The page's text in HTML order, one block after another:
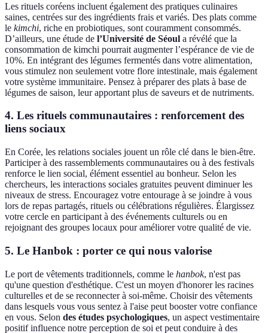
Les rituels coréens incluent également des pratiques culinaires
saines, centrées sur des ingrédients frais et variés. Des plats comme
le kimchi, riche en probiotiques, sont couramment consommés.
D’ailleurs, une étude de l’Université de Séoul a révélé que la
consommation de kimchi pourrait augmenter l’espérance de vie de
10%. En intégrant des légumes fermentés dans votre alimentation,
vous stimulez non seulement votre flore intestinale, mais également
votre système immunitaire. Pensez à préparer des plats à base de
légumes de saison, leur apportant plus de saveurs et de nutriments.
4. Les rituels communautaires : renforcement des
liens sociaux
En Corée, les relations sociales jouent un rôle clé dans le bien-être.
Participer à des rassemblements communautaires ou à des festivals
renforce le lien social, élément essentiel au bonheur. Selon les
chercheurs, les interactions sociales gratuites peuvent diminuer les
niveaux de stress. Encouragez votre entourage à se joindre à vous
lors de repas partagés, rituels ou célébrations régulières. Élargissez
votre cercle en participant à des événements culturels ou en
rejoignant des groupes locaux pour améliorer votre qualité de vie.
5. Le Hanbok : porter ce qui nous valorise
Le port de vêtements traditionnels, comme le hanbok, n'est pas
qu'une question d'esthétique. C'est un moyen d'honorer les racines
culturelles et de se reconnecter à soi-même. Choisir des vêtements
dans lesquels vous vous sentez à l'aise peut booster votre confiance
en vous. Selon des études psychologiques, un aspect vestimentaire
positif influence notre perception de soi et peut conduire à des